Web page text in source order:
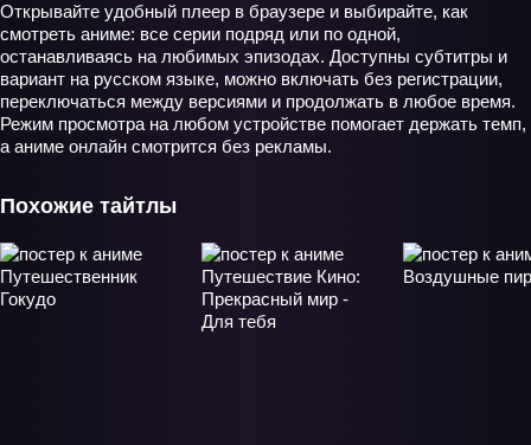
Открывайте удобный плеер в браузере и выбирайте, как
смотреть аниме: все серии подряд или по одной,
останавливаясь на любимых эпизодах. Доступны субтитры и
вариант на русском языке, можно включать без регистрации,
переключаться между версиями и продолжать в любое время.
Режим просмотра на любом устройстве помогает держать темп,
а аниме онлайн смотрится без рекламы.
Похожие тайтлы